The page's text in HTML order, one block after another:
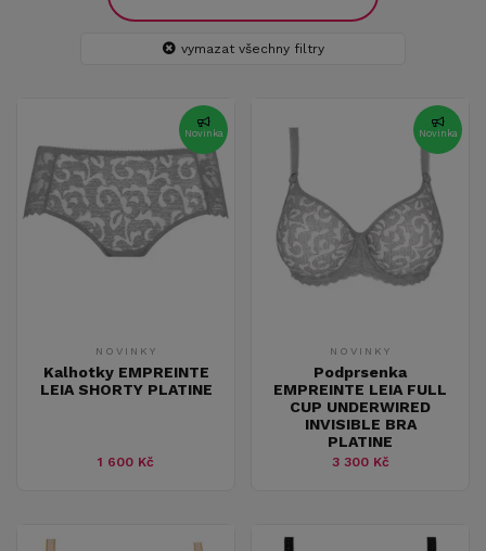
vymazat všechny filtry
Novinka
NOVINKY
Kalhotky EMPREINTE
LEIA SHORTY PLATINE
1 600 Kč
Novinka
NOVINKY
Podprsenka
EMPREINTE LEIA FULL
CUP UNDERWIRED
INVISIBLE BRA
PLATINE
3 300 Kč